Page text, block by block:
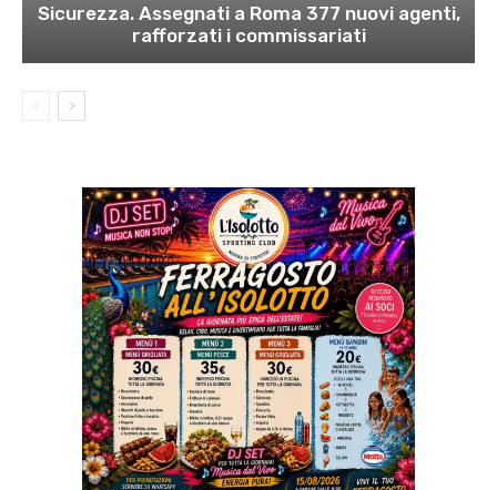
Sicurezza. Assegnati a Roma 377 nuovi agenti,
rafforzati i commissariati